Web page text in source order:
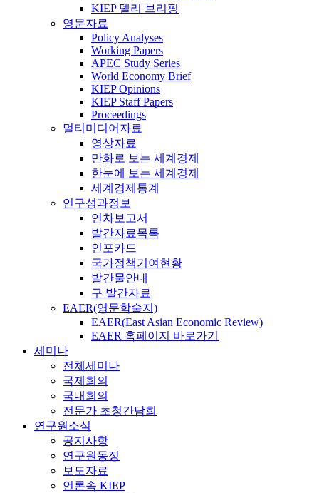
KIEP 델리 브리핑
영문자료
Policy Analyses
Working Papers
APEC Study Series
World Economy Brief
KIEP Opinions
KIEP Staff Papers
Proceedings
멀티미디어자료
영상자료
만화로 보는 세계경제
한눈에 보는 세계경제
세계경제통계
연구성과정보
연차보고서
발간자료목록
인포카드
국가정책기여현황
발간물안내
구 발간자료
EAER(영문학술지)
EAER(East Asian Economic Review)
EAER 홈페이지 바로가기
세미나
전체세미나
국제회의
국내회의
전문가 초청간담회
연구원소식
공지사항
연구원동정
보도자료
언론속 KIEP